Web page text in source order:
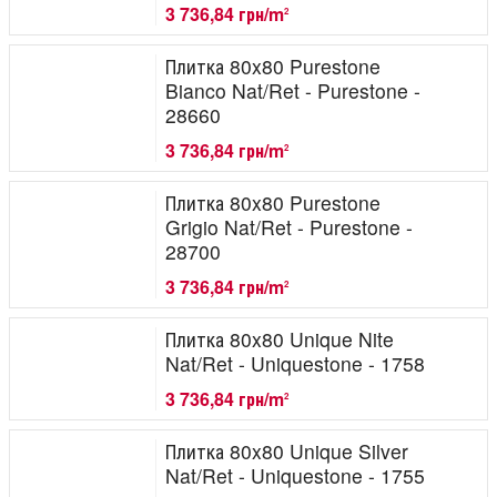
3 736,84 грн/m2
Плитка 80x80 Purestone
Bianco Nat/Ret - Purestone -
28660
3 736,84 грн/m2
Плитка 80x80 Purestone
Grigio Nat/Ret - Purestone -
28700
3 736,84 грн/m2
Плитка 80x80 Unique Nite
Nat/Ret - Uniquestone - 1758
3 736,84 грн/m2
Плитка 80x80 Unique Silver
Nat/Ret - Uniquestone - 1755